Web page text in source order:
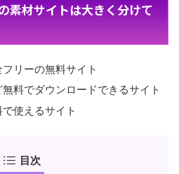
素材サイトは大きく分けて
リーの無料サイト
料でダウンロードできるサイト
使えるサイト
目次